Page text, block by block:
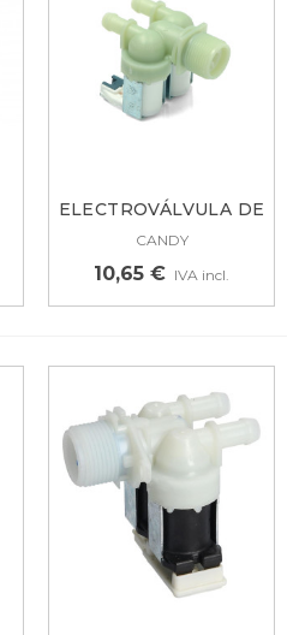
ELECTROVÁLVULA DE
2 VÍAS...
CANDY
10,65 € IVA incl.